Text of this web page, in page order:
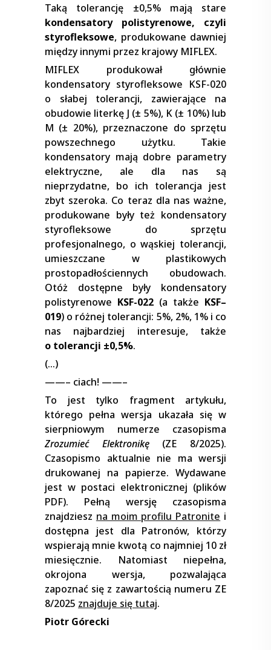
Taką tolerancję ±0,5% mają stare
kondensatory polistyrenowe, czyli
styrofleksowe, produkowane dawniej
między innymi przez krajowy MIFLEX.
MIFLEX produkował głównie
kondensatory styrofleksowe KSF-020
o słabej tolerancji, zawierające na
obudowie literkę J (± 5%), K (± 10%) lub
M (± 20%), przeznaczone do sprzętu
powszechnego użytku. Takie
kondensatory mają dobre parametry
elektryczne, ale dla nas są
nieprzydatne, bo ich tolerancja jest
zbyt szeroka. Co teraz dla nas ważne,
produkowane były też kondensatory
styrofleksowe do sprzętu
profesjonalnego, o wąskiej tolerancji,
umieszczane w plastikowych
prostopadłościennych obudowach.
Otóż dostępne były kondensatory
polistyrenowe KSF-022 (a także KSF–
019) o różnej tolerancji: 5%, 2%, 1% i co
nas najbardziej interesuje, także
o tolerancji ±0,5%.
(…)
——– ciach! ——–
To jest tylko fragment artykułu,
którego pełna wersja ukazała się w
sierpniowym numerze czasopisma
Zrozumieć Elektronikę(ZE 8/2025).
Czasopismo aktualnie nie ma wersji
drukowanej na papierze. Wydawane
jest w postaci elektronicznej (plików
PDF). Pełną wersję czasopisma
znajdziesz na moim profilu Patronite i
dostępna jest dla Patronów, którzy
wspierają mnie kwotą co najmniej 10 zł
miesięcznie. Natomiast niepełna,
okrojona wersja, pozwalająca
zapoznać się z zawartością numeru ZE
8/2025 znajduje się tutaj.
Piotr Górecki